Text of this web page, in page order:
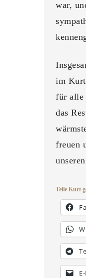
war,
im Kurt
für alle
das
freuen
Teile Kurt